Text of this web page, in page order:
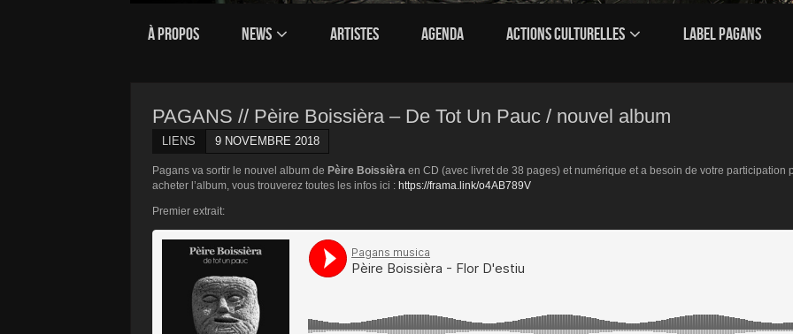
À PROPOS NEWS ARTISTES AGENDA ACTIONS CULTURELLES LABEL PAGANS
PAGANS // Pèire Boissièra – De Tot Un Pauc / nouvel album
LIENS 9 NOVEMBRE 2018
Pagans va sortir le nouvel album de Pèire Boissièra en CD (avec livret de 38 pages) et numérique et a besoin de votre participation
acheter l’album, vous trouverez toutes les infos ici : https://frama.link/o4AB789V
Premier extrait: